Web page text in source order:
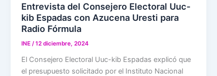
Entrevista del Consejero Electoral Uuc-
kib Espadas con Azucena Uresti para
Radio Fórmula
INE /12 diciembre, 2024
El Consejero Electoral Uuc-kib Espadas explicó que
el presupuesto solicitado por el Instituto Nacional